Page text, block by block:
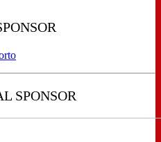
SPONSOR